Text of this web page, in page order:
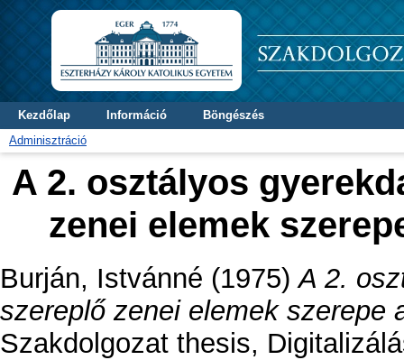
Kezdőlap Információ
Böngészés
Adminisztráció
A 2. osztályos
zenei elemek
Burján, Istvánné (1975)A 2.
szereplő zenei elemek szerepe
Szakdolgozat thesis,